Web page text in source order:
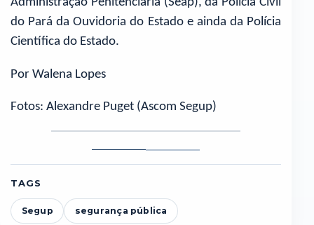
do Pará da Ouvidoria do Estado e ainda da Polícia
Científica do Estado.
Por Walena Lopes
Fotos: Alexandre Puget (Ascom Segup)
1
2
TAGS
Segup segurança pública